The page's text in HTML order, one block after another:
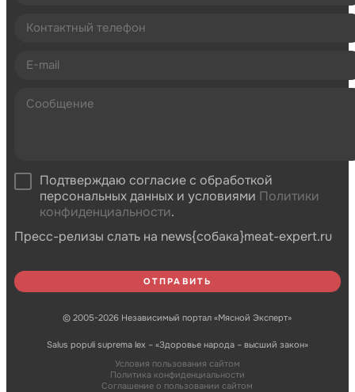
Подтверждаю согласие с обработкой
персональных данных и условиями Политики
конфиденциальности.
Пресс-релизы слать на news{собака}meat-expert.ru
© 2005-2026 Независимый портал «Мясной Эксперт»
Salus populi suprema lex – «Здоровье народа – высший закон»
Условия пользования сайтом
Политика конфиденциальности
Соглашение о пользовании сайтом